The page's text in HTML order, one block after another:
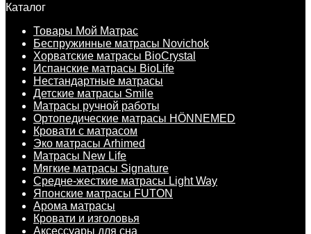
Каталог
Товары Мой Матрас
Беспружинные матрасы Novichok
Хорватские матрасы BioCrystal
Испанские матрасы BioLife
Нестандартные матрасы
Детские матрасы Smile
Матрасы ручной работы
Ортопедические матрасы HÖNNEMED
Кровати с матрасом
Эко матрасы Arhimed
Матрасы New Life
Мягкие матрасы Signature
Средне-жесткие матрасы Light Way
Японские матрасы FUTON
Арома матрасы
Кровати и изголовья
Аксессуары для сна